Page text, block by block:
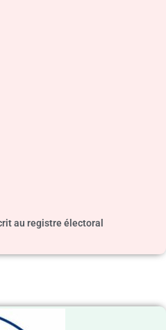
au registre électoral